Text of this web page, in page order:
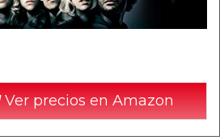
Ver precios en Amazon